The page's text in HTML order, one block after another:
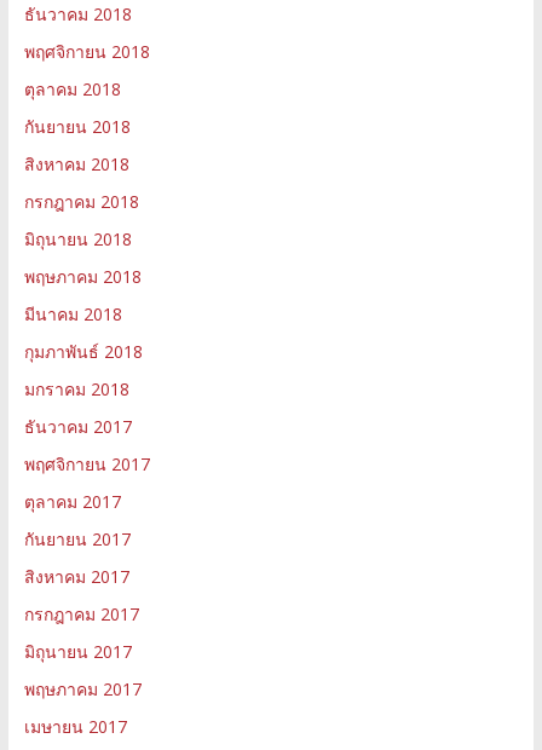
ธันวาคม 2018
พฤศจิกายน 2018
ตุลาคม 2018
กันยายน 2018
สิงหาคม 2018
กรกฎาคม 2018
มิถุนายน 2018
พฤษภาคม 2018
มีนาคม 2018
กุมภาพันธ์ 2018
มกราคม 2018
ธันวาคม 2017
พฤศจิกายน 2017
ตุลาคม 2017
กันยายน 2017
สิงหาคม 2017
กรกฎาคม 2017
มิถุนายน 2017
พฤษภาคม 2017
เมษายน 2017